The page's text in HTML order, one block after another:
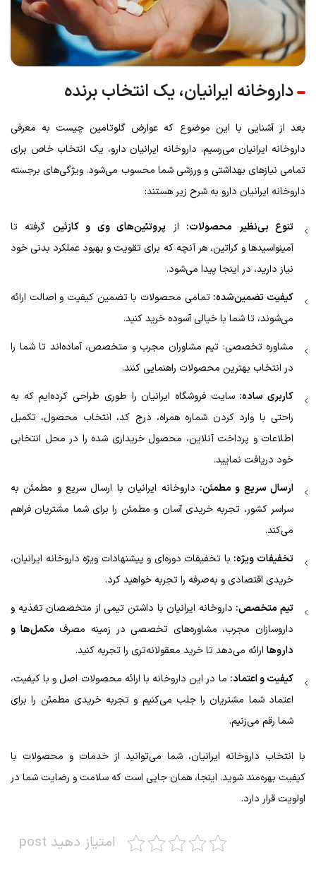
داروخانه ایرانیان، یک انتخاب برنده
بعد از آشنایی با این موضوع که عوارض گلوتامین چیست به معرفی
داروخانه ایرانیان می‌رسیم. داروخانه ایرانیان دارو، یک انتخاب خاص برای
تمامی نیازهای بهداشتی و ورزشی شما محسوب می‌شود. ویژگی‌های برجسته
داروخانه ایرانیان دارو به شرح زیر هستند:
تنوع بی‌نظیر محصولات: از پروتئین‌های وی و کازئین گرفته تا
آمینواسیدها و کراتین، هر آنچه که برای تقویت و بهبود عملکرد بدنی خود
نیاز دارید، در اینجا پیدا می‌شود.
کیفیت تضمین‌شده: تمامی محصولات با تضمین کیفیت و اصالت ارائه
می‌شوند، تا شما با خیالی آسوده خرید کنید.
مشاوره تخصصی: تیم مشاوران مجرب و متخصص، آماده‌اند تا شما را
در انتخاب بهترین محصولات راهنمایی کنند.
کاربری ساده: سایت فروشگاه ایرانیان را طوری طراحی کرده‌ایم که به
راحتی با وارد کردن شماره همراه، درج کد، انتخاب محصول، تکمیل
اطلاعات و پرداخت آنلاین، محصول خریداری شده را در محل انتخابی
خود دریافت نمایید.
ارسال سریع و مطمئن: داروخانه ایرانیان با ارسال سریع و مطمئن به
سراسر کشور، تجربه خریدی آسان و مطمئن را برای شما مشتریان فراهم
می‌کند.
تخفیفات ویژه: با تخفیفات دوره‌ای و پیشنهادات ویژه داروخانه ایرانیان،
خریدی اقتصادی و به‌صرفه را تجربه خواهید کرد.
تیم متخصص: داروخانه ایرانیان با داشتن تیمی از متخصصان تغذیه و
داروسازان مجرب، مشاوره‌های تخصصی در زمینه مصرفمکمل‌ها و
داروها ارائه می‌دهد تا خرید معقولانه‌تری را تجربه کنید.
کیفیت و اعتماد: ما در این داروخانه با ارائه محصولات اصل و با کیفیت،
اعتماد شما مشتریان را جلب می‌کنیم و تجربه خریدی مطمئن را برای
شما رقم می‌زنیم.
با انتخاب داروخانه ایرانیان، شما می‌توانید از خدمات و محصولات با
کیفیت بهره‌مند شوید. اینجا، همان جایی است که سلامت و رضایت شما در
اولویت قرار دارد.
امتیاز دهید post